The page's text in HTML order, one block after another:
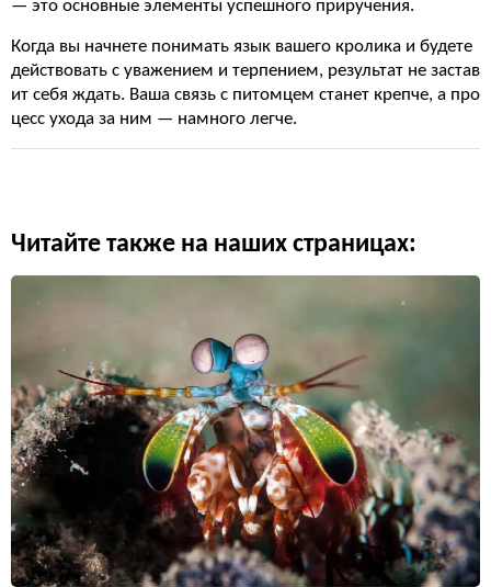
— это основные элементы успешного приручения.
Когда вы начнете понимать язык вашего кролика и будете
действовать с уважением и терпением, результат не застав
ит себя ждать. Ваша связь с питомцем станет крепче, а про
цесс ухода за ним — намного легче.
Читайте также на наших страницах: